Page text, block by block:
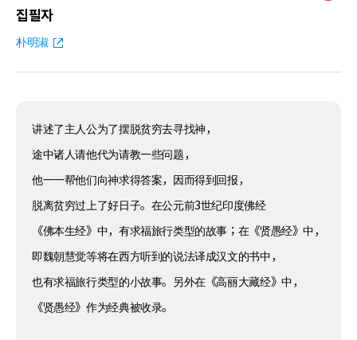
집필자
朴明淑
讲述了主人公为了摆脱贫穷去寻找神，
途中诸人请他代为请教一些问题，
他一一帮他们向神求得答案，因而得到回报，
脱离贫穷过上了好日子。在公元前3世纪印度佛经
《佛本生经》中，有求福旅行类型的故事；在《贤愚经》中，
即魏朝慧觉等将在西方听到的说法译成汉文的书中，
也有求福旅行类型的小故事。另外在《高丽大藏经》中，
《贤愚经》作为经典被收录。